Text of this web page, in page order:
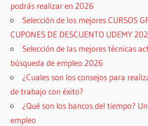
podrás realizar en 2026
Selección de los mejores CURSOS
CUPONES DE DESCUENTO UDEMY
Selección de las mejores técnicas
búsqueda de empleo 2026
¿Cuales son los consejos para
de trabajo con éxito?
¿Qué son los bancos del tiempo?
empleo